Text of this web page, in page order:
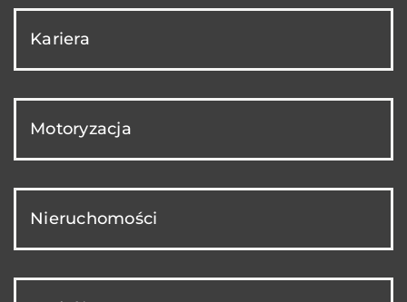
Kariera
Motoryzacja
Nieruchomości